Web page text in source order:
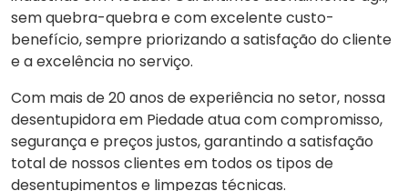
sem quebra-quebra e com excelente custo-
benefício, sempre priorizando a satisfação do cliente
e a excelência no serviço.
Com mais de 20 anos de experiência no setor, nossa
desentupidora em Piedade atua com compromisso,
segurança e preços justos, garantindo a satisfação
total de nossos clientes em todos os tipos de
desentupimentos e limpezas técnicas.